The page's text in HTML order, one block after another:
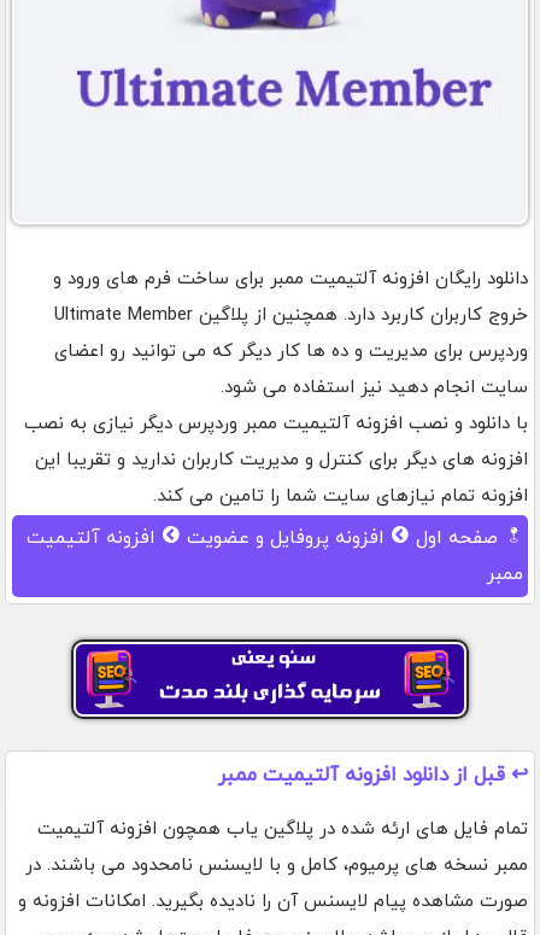
دانلود رایگان افزونه آلتیمیت ممبر برای ساخت فرم های ورود و
خروج کاربران کاربرد دارد. همچنین از پلاگین Ultimate Member
وردپرس برای مدیریت و ده ها کار دیگر که می توانید رو اعضای
سایت انجام دهید نیز استفاده می شود.
با دانلود و نصب افزونه آلتیمیت ممبر وردپرس دیگر نیازی به نصب
افزونه های دیگر برای کنترل و مدیریت کاربران ندارید و تقریبا این
افزونه تمام نیازهای سایت شما را تامین می کند.
صفحه اول افزونه پروفایل و عضویت
افزونه آلتیمیت
ممبر
↩️ قبل از دانلود افزونه آلتیمیت ممبر
تمام فایل های ارئه شده در پلاگین یاب همچون افزونه آلتیمیت
ممبر نسخه های پرمیوم، کامل و با لایسنس نامحدود می باشند. در
صورت مشاهده پیام لایسنس آن را نادیده بگیرید. امکانات افزونه و